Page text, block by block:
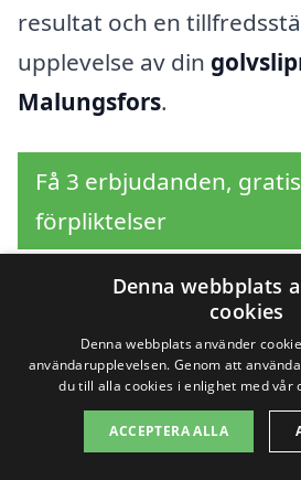
resultat och en
upplevelse av din
Malungsfors.
Få 3 erbjudanden,
förpliktelser
Sök efter en
professionell
golvslipning i
Denna webbplats
cookies
Denna webbplats använder
användarupplevelsen. Genom att
du till alla cookies i enlighet med vår
ACCEPTERA ALLA